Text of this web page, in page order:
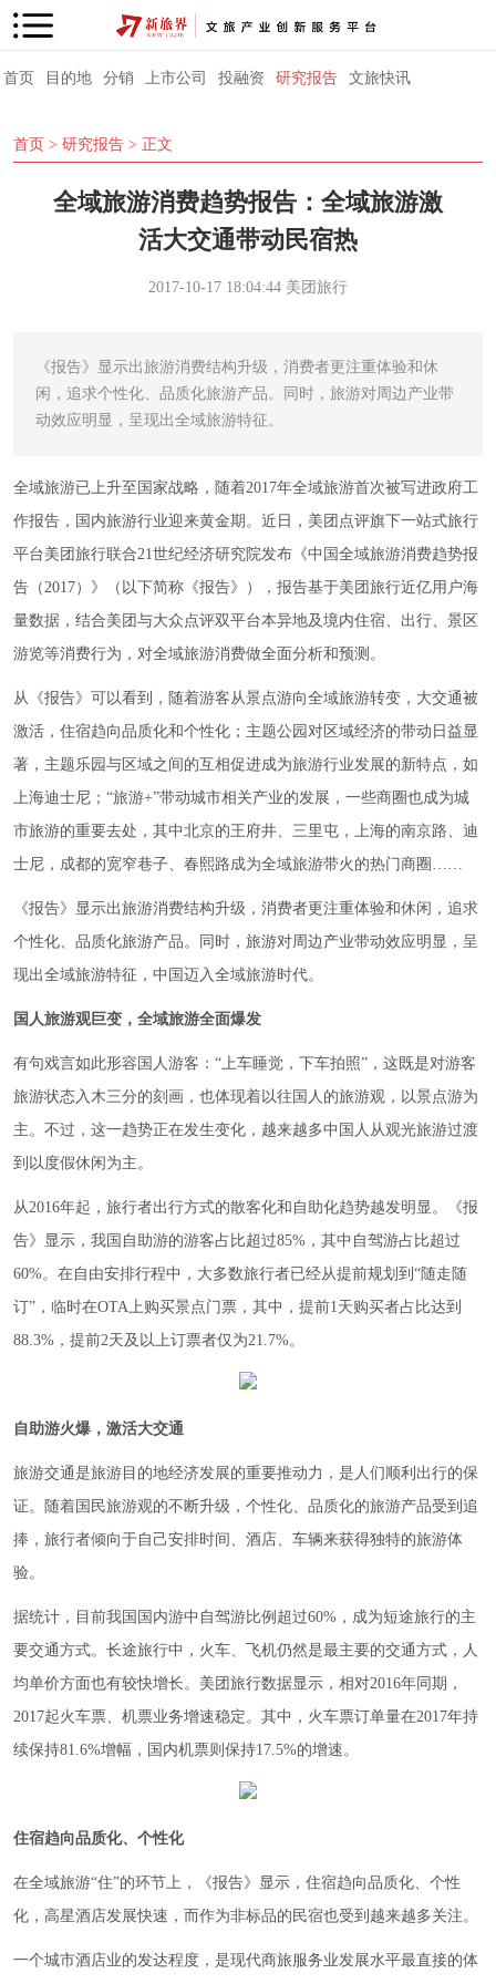
首页 目的地 分销 上市公司 投融资 研究报告 文旅快讯
首页 > 研究报告 > 正文
全域旅游消费趋势报告：全域旅游激
活大交通带动民宿热
2017-10-17 18:04:44 美团旅行
《报告》显示出旅游消费结构升级，消费者更注重体验和休
闲，追求个性化、品质化旅游产品。同时，旅游对周边产业带
动效应明显，呈现出全域旅游特征。
全域旅游已上升至国家战略，随着2017年全域旅游首次被写进政府工
作报告，国内旅游行业迎来黄金期。近日，美团点评旗下一站式旅行
平台美团旅行联合21世纪经济研究院发布《中国全域旅游消费趋势报
告（2017）》（以下简称《报告》），报告基于美团旅行近亿用户海
量数据，结合美团与大众点评双平台本异地及境内住宿、出行、景区
游览等消费行为，对全域旅游消费做全面分析和预测。
从《报告》可以看到，随着游客从景点游向全域旅游转变，大交通被
激活，住宿趋向品质化和个性化；主题公园对区域经济的带动日益显
著，主题乐园与区域之间的互相促进成为旅游行业发展的新特点，如
上海迪士尼；“旅游+”带动城市相关产业的发展，一些商圈也成为城
市旅游的重要去处，其中北京的王府井、三里屯，上海的南京路、迪
士尼，成都的宽窄巷子、春熙路成为全域旅游带火的热门商圈……
《报告》显示出旅游消费结构升级，消费者更注重体验和休闲，追求
个性化、品质化旅游产品。同时，旅游对周边产业带动效应明显，呈
现出全域旅游特征，中国迈入全域旅游时代。
国人旅游观巨变，全域旅游全面爆发
有句戏言如此形容国人游客：“上车睡觉，下车拍照”，这既是对游客
旅游状态入木三分的刻画，也体现着以往国人的旅游观，以景点游为
主。不过，这一趋势正在发生变化，越来越多中国人从观光旅游过渡
到以度假休闲为主。
从2016年起，旅行者出行方式的散客化和自助化趋势越发明显。《报
告》显示，我国自助游的游客占比超过85%，其中自驾游占比超过
60%。在自由安排行程中，大多数旅行者已经从提前规划到“随走随
订”，临时在OTA上购买景点门票，其中，提前1天购买者占比达到
88.3%，提前2天及以上订票者仅为21.7%。
自助游火爆，激活大交通
旅游交通是旅游目的地经济发展的重要推动力，是人们顺利出行的保
证。随着国民旅游观的不断升级，个性化、品质化的旅游产品受到追
捧，旅行者倾向于自己安排时间、酒店、车辆来获得独特的旅游体
验。
据统计，目前我国国内游中自驾游比例超过60%，成为短途旅行的主
要交通方式。长途旅行中，火车、飞机仍然是最主要的交通方式，人
均单价方面也有较快增长。美团旅行数据显示，相对2016年同期，
2017起火车票、机票业务增速稳定。其中，火车票订单量在2017年持
续保持81.6%增幅，国内机票则保持17.5%的增速。
住宿趋向品质化、个性化
在全域旅游“住”的环节上，《报告》显示，住宿趋向品质化、个性
化，高星酒店发展快速，而作为非标品的民宿也受到越来越多关注。
一个城市酒店业的发达程度，是现代商旅服务业发展水平最直接的体